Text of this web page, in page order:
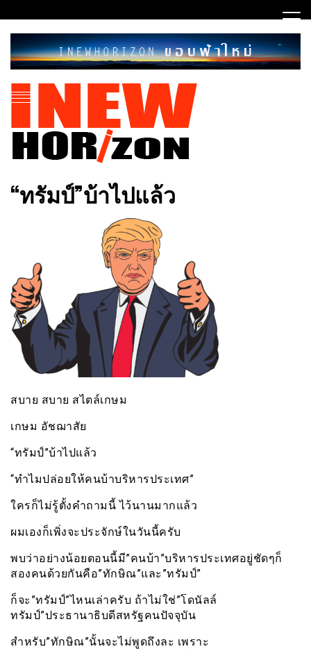
to
content
INEWHORIZON
“ทรัมป์”บ้าไปแล้ว
สบาย สบาย สไตล์เกษม
เกษม อัชฌาสัย
“ทรัมป์”บ้าไปแล้ว
“ทำไมปล่อยให้คนบ้าบริหารประเทศ”
ใครก็ไม่รู้ตั้งคำถามนี้ ไว้นานมากแล้ว
ผมเองก็เพิ่งจะประจักษ์ในวันนี้ครับ
พบว่าอย่างน้อยตอนนี้มี”คนบ้า”บริหารประเทศอยู่ชัดๆก็
สองคนด้วยกันคือ”ทักษิณ”และ”ทรัมป์”
ก็จะ”ทรัมป์”ไหนเล่าครับ ถ้าไม่ใช่”โดนัลล์
ทรัมป์”ประธานาธิบดีสหรัฐคนปัจจุบัน
สำหรับ”ทักษิณ”นั้นจะไม่พูดถึงละ เพราะ